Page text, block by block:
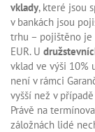
vklady, které jsou
v bankách jsou
trhu – pojištěno je
EUR. U
vklad ve výši 10%
není v rámci
vyšší než v
Právě na
záložnách lidé